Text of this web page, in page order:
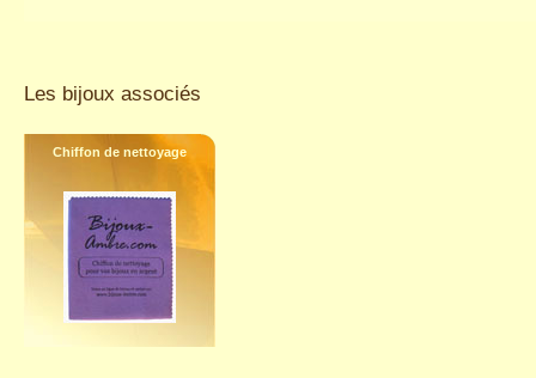
Les bijoux associés
Chiffon de nettoyage